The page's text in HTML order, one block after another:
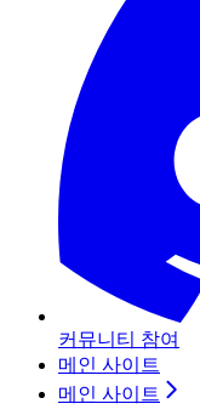
커뮤니티 참여
메인 사이트
메인 사이트